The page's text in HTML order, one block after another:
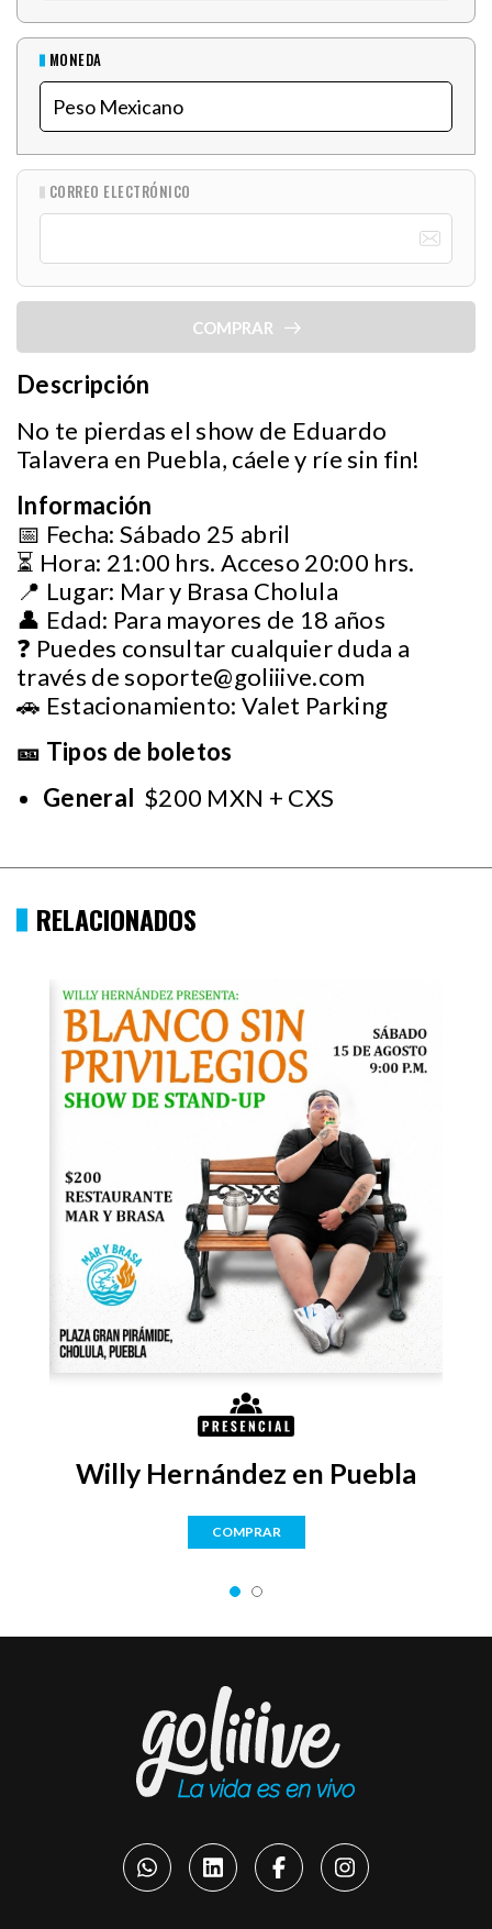
MONEDA
CORREO ELECTRÓNICO
COMPRAR
Descripción
No te pierdas el show de Eduardo
Talavera en Puebla, cáele y ríe sin fin!
Información
📅 Fecha: Sábado 25 abril
⏳ Hora: 21:00 hrs. Acceso 20:00 hrs.
📍 Lugar: Mar y Brasa Cholula
👤 Edad: Para mayores de 18 años
❓ Puedes consultar cualquier duda a
través desoporte@goliiive.com
🚗 Estacionamiento: Valet Parking
🎫 Tipos de boletos
General $200 MXN + CXS
RELACIONADOS
Willy Hernández en Puebla
COMPRAR